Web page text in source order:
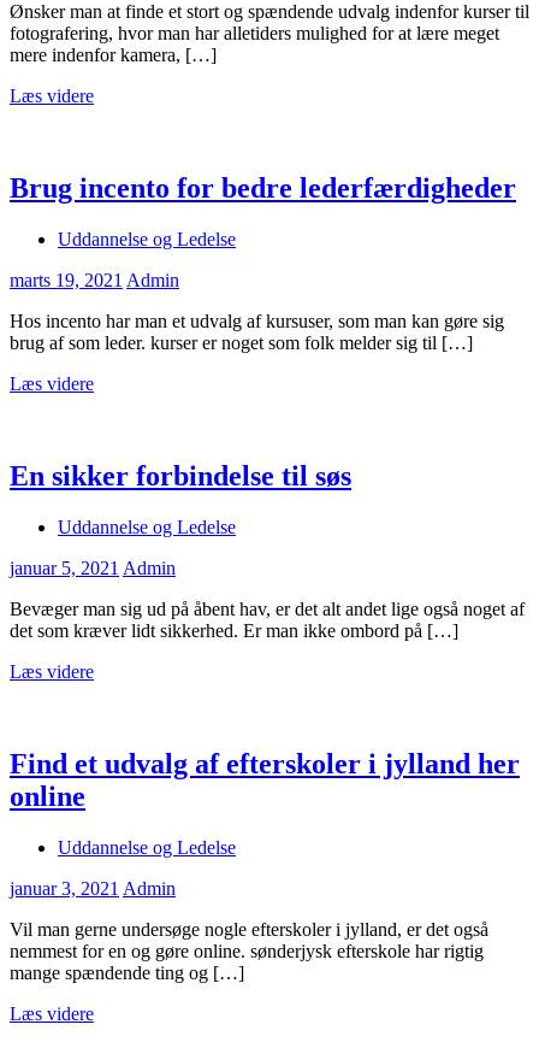
Ønsker man at finde et stort og spændende udvalg indenfor kurser til
fotografering, hvor man har alletiders mulighed for at lære meget
mere indenfor kamera, […]
Læs videre
Brug incento for bedre lederfærdigheder
Uddannelse og Ledelse
marts 19, 2021 Admin
Hos incento har man et udvalg af kursuser, som man kan gøre sig
brug af som leder. kurser er noget som folk melder sig til […]
Læs videre
En sikker forbindelse til søs
Uddannelse og Ledelse
januar 5, 2021 Admin
Bevæger man sig ud på åbent hav, er det alt andet lige også noget af
det som kræver lidt sikkerhed. Er man ikke ombord på […]
Læs videre
Find et udvalg af efterskoler i jylland her
online
Uddannelse og Ledelse
januar 3, 2021 Admin
Vil man gerne undersøge nogle efterskoler i jylland, er det også
nemmest for en og gøre online. sønderjysk efterskole har rigtig
mange spændende ting og […]
Læs videre